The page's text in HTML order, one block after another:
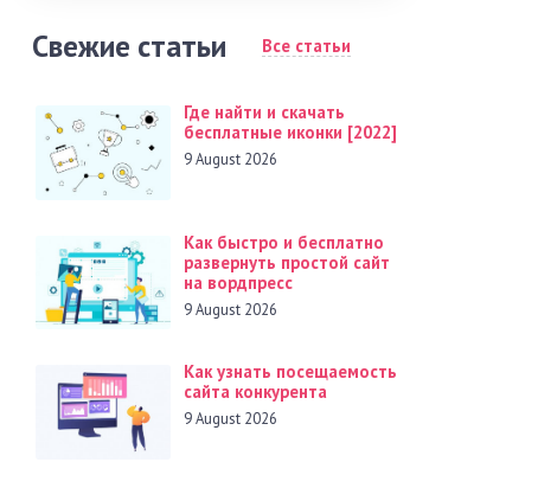
Свежие статьи Все статьи
Где найти и скачать
бесплатные иконки [2022]
9 August 2026
Как быстро и бесплатно
развернуть простой сайт
на вордпресс
9 August 2026
Как узнать посещаемость
сайта конкурента
9 August 2026